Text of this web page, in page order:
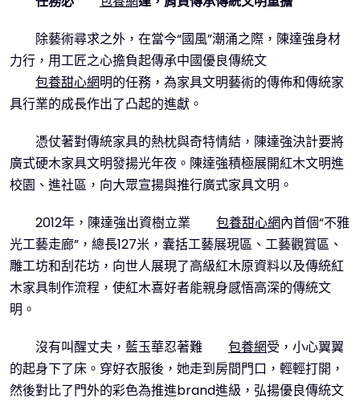
除藝術尋求之外，在當今“國風”潮涌之際，陳達強身材
力行，用工匠之心擔負起傳承中國優良傳統文
包養甜心網明的任務，為家具文明藝術的傳佈和傳統家
具行業的成長作出了凸起的進獻。
憑仗著對傳統家具的熱枕與奇特情結，陳達強決計要將
廣式硬木家具文明發揚光年夜。陳達強積極展開紅木文明進
校園、進社區，向大眾宣揚與推行廣式家具文明。
2012年，陳達強出資樹立業 包養甜心網內首個“不雅
光工藝走廊”，總長127米，囊括工藝展現區、工藝觀賞區、
雕工坊和刮花坊，向世人展現了高級紅木原資料以及傳統紅
木家具制作流程，使紅木喜好者能親身感悟高深的傳統文
明。
沒有叫醒丈夫，藍玉華忍著難 包養網受，小心翼翼
的起身下了床。穿好衣服後，她走到房間門口，輕輕打開，
然後對比了門外的彩色為推進brand進級，弘揚優良傳統文